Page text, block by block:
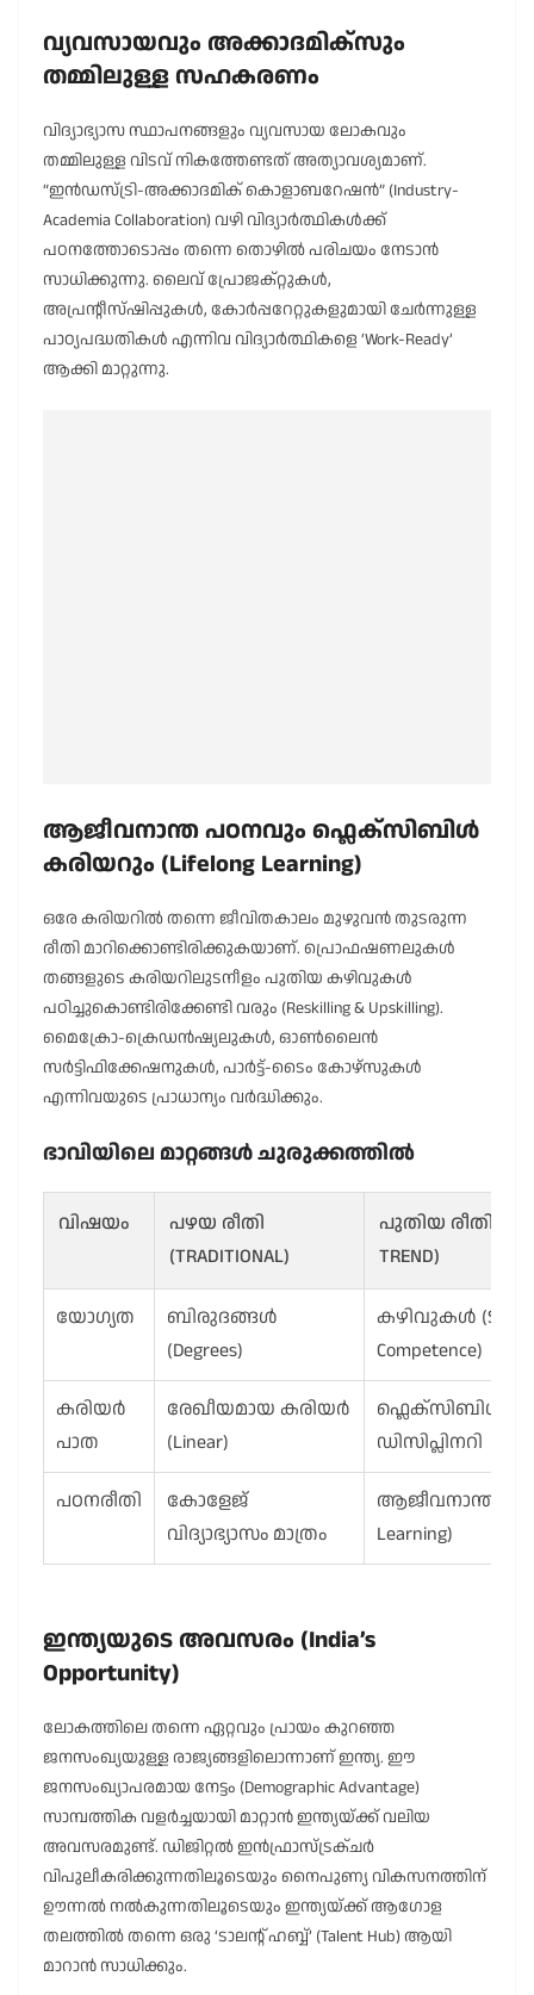
വ്യവസായവും അക്കാദമിക്സും
തമ്മിലുള്ള സഹകരണം
വിദ്യാഭ്യാസ സ്ഥാപനങ്ങളും വ്യവസായ ലോകവും
തമ്മിലുള്ള വിടവ് നികത്തേണ്ടത് അത്യാവശ്യമാണ്.
“ഇൻഡസ്ട്രി-അക്കാദമിക് കൊളാബറേഷൻ” (Industry-
Academia Collaboration) വഴി വിദ്യാർത്ഥികൾക്ക്
പഠനത്തോടൊപ്പം തന്നെ തൊഴിൽ പരിചയം നേടാൻ
സാധിക്കുന്നു. ലൈവ് പ്രോജക്റ്റുകൾ,
അപ്രൻ്റീസ്ഷിപ്പുകൾ, കോർപ്പറേറ്റുകളുമായി ചേർന്നുള്ള
പാഠ്യപദ്ധതികൾ എന്നിവ വിദ്യാർത്ഥികളെ ‘Work-Ready’
ആക്കി മാറ്റുന്നു.
ആജീവനാന്ത പഠനവും ഫ്ലെക്സിബിൾ
കരിയറും (Lifelong Learning)
ഒരേ കരിയറിൽ തന്നെ ജീവിതകാലം മുഴുവൻ തുടരുന്ന
രീതി മാറിക്കൊണ്ടിരിക്കുകയാണ്. പ്രൊഫഷണലുകൾ
തങ്ങളുടെ കരിയറിലുടനീളം പുതിയ കഴിവുകൾ
പഠിച്ചുകൊണ്ടിരിക്കേണ്ടി വരും (Reskilling & Upskilling).
മൈക്രോ-ക്രെഡൻഷ്യലുകൾ, ഓൺലൈൻ
സർട്ടിഫിക്കേഷനുകൾ, പാർട്ട്-ടൈം കോഴ്‌സുകൾ
എന്നിവയുടെ പ്രാധാന്യം വർദ്ധിക്കും.
ഭാവിയിലെ മാറ്റങ്ങൾ ചുരുക്കത്തിൽ
വിഷയം
പഴയ രീതി
(TRADITIONAL)
പുതിയ രീതി
TREND)
യോഗ്യത
ബിരുദങ്ങൾ
(Degrees)
കഴിവുകൾ (Skills
Competence)
കരിയർ
പാത
രേഖീയമായ കരിയർ
(Linear)
ഫ്ലെക്സിബിൾ &
ഡിസിപ്ലിനറി
പഠനരീതി
കോളേജ്
വിദ്യാഭ്യാസം മാത്രം
ആജീവനാന്ത
Learning)
ഇന്ത്യയുടെ അവസരം (India’s
Opportunity)
ലോകത്തിലെ തന്നെ ഏറ്റവും പ്രായം കുറഞ്ഞ
ജനസംഖ്യയുള്ള രാജ്യങ്ങളിലൊന്നാണ് ഇന്ത്യ. ഈ
ജനസംഖ്യാപരമായ നേട്ടം (Demographic Advantage)
സാമ്പത്തിക വളർച്ചയായി മാറ്റാൻ ഇന്ത്യയ്ക്ക് വലിയ
അവസരമുണ്ട്. ഡിജിറ്റൽ ഇൻഫ്രാസ്ട്രക്ചർ
വിപുലീകരിക്കുന്നതിലൂടെയും നൈപുണ്യ വികസനത്തിന്
ഊന്നൽ നൽകുന്നതിലൂടെയും ഇന്ത്യയ്ക്ക് ആഗോള
തലത്തിൽ തന്നെ ഒരു ‘ടാലൻ്റ് ഹബ്ബ്’ (Talent Hub) ആയി
മാറാൻ സാധിക്കും.